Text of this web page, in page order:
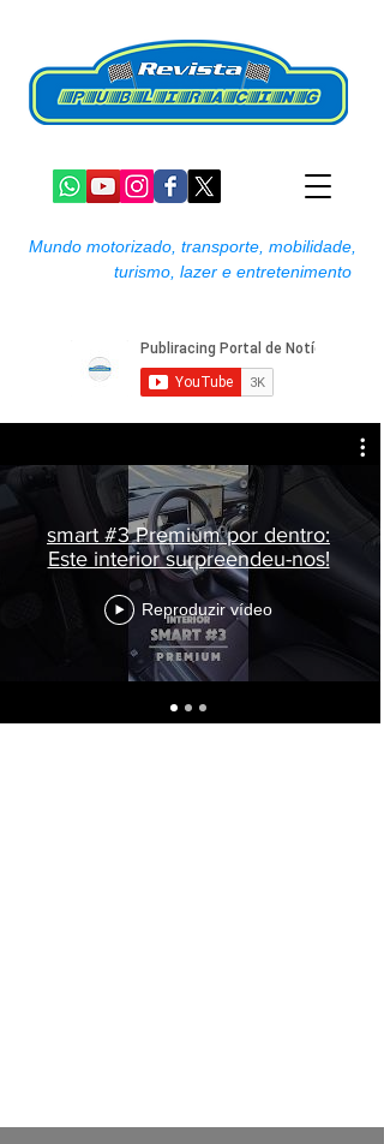
Mundo motorizado, transporte, mobilidade,
turismo, lazer e entretenimento
smart #3 Premium por dentro:
Este interior surpreendeu-nos!
Reproduzir vídeo